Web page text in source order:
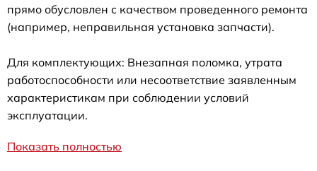
прямо обусловлен с качеством проведенного ремонта
(например, неправильная установка запчасти).
Для комплектующих: Внезапная поломка, утрата
работоспособности или несоответствие заявленным
характеристикам при соблюдении условий
эксплуатации.
Показать полностью